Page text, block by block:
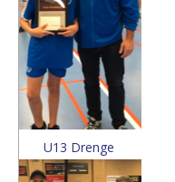
U13 Drenge